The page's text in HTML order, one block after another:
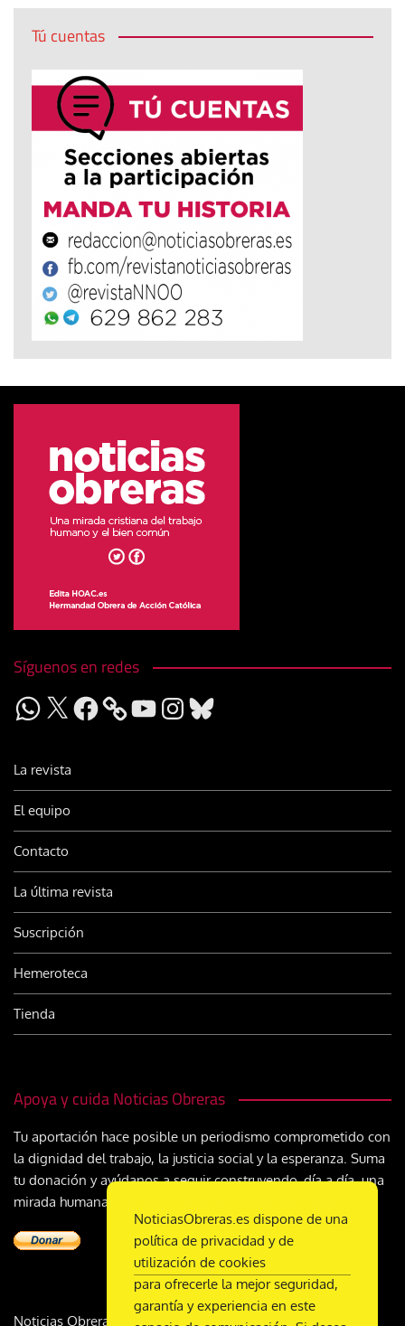
Tú cuentas
Síguenos en redes
WhatsApp
X Facebook YouTubeInstagram
Bluesky
La revista
El equipo
Contacto
La última revista
Suscripción
Hemeroteca
Tienda
Apoya y cuida Noticias Obreras
Tu aportación hace posible un periodismo comprometido con
la dignidad del trabajo, la justicia social y la esperanza. Suma
tu donación y ayúdanos a seguir construyendo, día a día, una
mirada humana y cristiana sobre el mundo del trabajo
Noticias Obreras | DL M-2359-1958 | ISSN 2340-9231 |
NoticiasObreras.es dispone de una
política de privacidad y de
utilización de cookies
para ofrecerle la mejor seguridad,
garantía y experiencia en este